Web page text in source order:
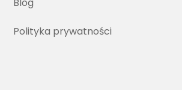
Polityka prywatności